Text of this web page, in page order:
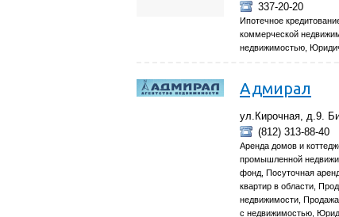
337-20-20
Ипотечное
коммерческой
недвижимостью,
Адмирал
ул.Кирочная, д.9.
(812) 313-88-40
Аренда домов и
промышленной
фонд, Посуточная
квартир в области,
недвижимости,
с недвижимостью,